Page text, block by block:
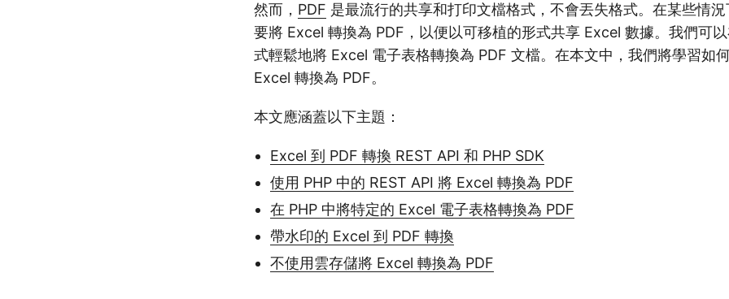
然而， PDF 是最流行的共享和打印文檔格式，不會丟失格式。在某些情
要將 Excel 轉換為 PDF，以便以可移植的形式共享 Excel 數據。我們可
式輕鬆地將 Excel 電子表格轉換為 PDF 文檔。在本文中，我們將學習如
Excel 轉換為 PDF。
本文應涵蓋以下主題：
Excel 到 PDF 轉換 REST API 和 PHP SDK
使用 PHP 中的 REST API 將 Excel 轉換為 PDF
在 PHP 中將特定的 Excel 電子表格轉換為 PDF
帶水印的 Excel 到 PDF 轉換
不使用雲存儲將 Excel 轉換為 PDF